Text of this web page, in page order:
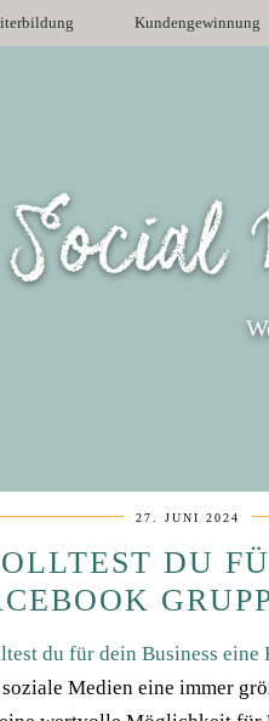
Social
Kundengewinnung
27. JUNI 2024
DU
Medien eine immer